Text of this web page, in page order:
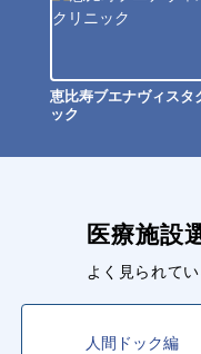
恵比寿ブエナヴィスタ
ック
医療施設
よく見られて
人間ドック編